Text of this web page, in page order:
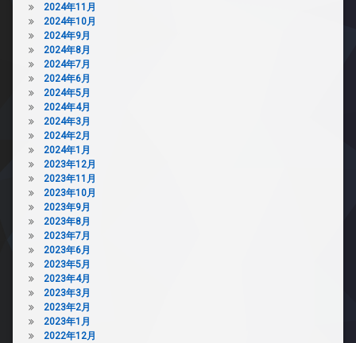
2024年11月
2024年10月
2024年9月
2024年8月
2024年7月
2024年6月
2024年5月
2024年4月
2024年3月
2024年2月
2024年1月
2023年12月
2023年11月
2023年10月
2023年9月
2023年8月
2023年7月
2023年6月
2023年5月
2023年4月
2023年3月
2023年2月
2023年1月
2022年12月